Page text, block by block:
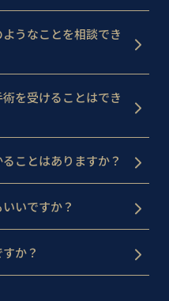
うなことを相談でき
を受けることはでき
ことはありますか？
いですか？
か？